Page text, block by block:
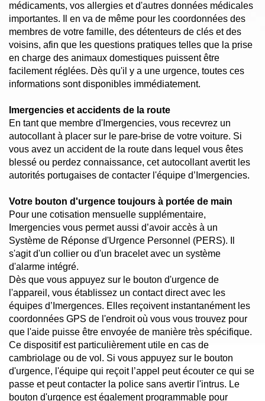
médicaments, vos allergies et d'autres données médicales
importantes. Il en va de même pour les coordonnées des
membres de votre famille, des détenteurs de clés et des
voisins, afin que les questions pratiques telles que la prise
en charge des animaux domestiques puissent être
facilement réglées. Dès qu'il y a une urgence, toutes ces
informations sont disponibles immédiatement.
Imergencies et accidents de la route
En tant que membre d'Imergencies, vous recevrez un
autocollant à placer sur le pare-brise de votre voiture. Si
vous avez un accident de la route dans lequel vous êtes
blessé ou perdez connaissance, cet autocollant avertit les
autorités portugaises de contacter l'équipe d’Imergencies.
Votre bouton d'urgence toujours à portée de main
Pour une cotisation mensuelle supplémentaire,
Imergencies vous permet aussi d’avoir accès à un
Système de Réponse d'Urgence Personnel (PERS). Il
s'agit d'un collier ou d'un bracelet avec un système
d'alarme intégré.
Dès que vous appuyez sur le bouton d'urgence de
l'appareil, vous établissez un contact direct avec les
équipes d’Imergences. Elles reçoivent instantanément les
coordonnées GPS de l'endroit où vous vous trouvez pour
que l'aide puisse être envoyée de manière très spécifique.
Ce dispositif est particulièrement utile en cas de
cambriolage ou de vol. Si vous appuyez sur le bouton
d'urgence, l'équipe qui reçoit l’appel peut écouter ce qui se
passe et peut contacter la police sans avertir l'intrus. Le
bouton d'urgence est également programmable pour